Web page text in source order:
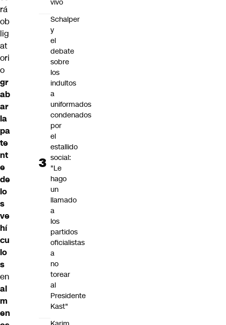
rá
ob
lig
at
ori
o
gr
ab
ar
la
pa
te
nt
e
de
lo
s
ve
hí
cu
lo
s
en
al
m
en
vivo
Schalper
y
el
debate
sobre
los
indultos
a
uniformados
condenados
por
el
estallido
social:
"Le
hago
un
llamado
a
los
partidos
oficialistas
a
no
torear
al
Presidente
Kast"